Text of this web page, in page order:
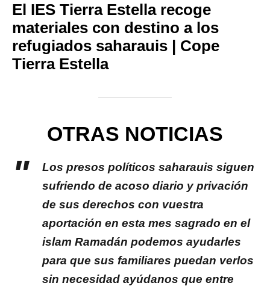
El IES Tierra Estella recoge
materiales con destino a los
refugiados saharauis | Cope
Tierra Estella
OTRAS NOTICIAS
Los presos políticos saharauis siguen
sufriendo de acoso diario y privación
de sus derechos con vuestra
aportación en esta mes sagrado en el
islam Ramadán podemos ayudarles
para que sus familiares puedan verlos
sin necesidad ayúdanos que entre